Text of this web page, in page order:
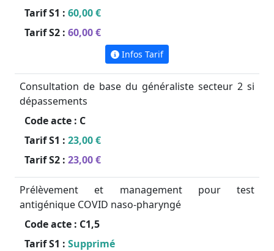
Tarif S1 : 60,00 €
Tarif S2 : 60,00 €
Infos Tarif
Consultation de base du généraliste secteur 2 si
dépassements
Code acte : C
Tarif S1 : 23,00 €
Tarif S2 : 23,00 €
Prélèvement et management pour test
antigénique COVID naso-pharyngé
Code acte : C1,5
Tarif S1 : Supprimé